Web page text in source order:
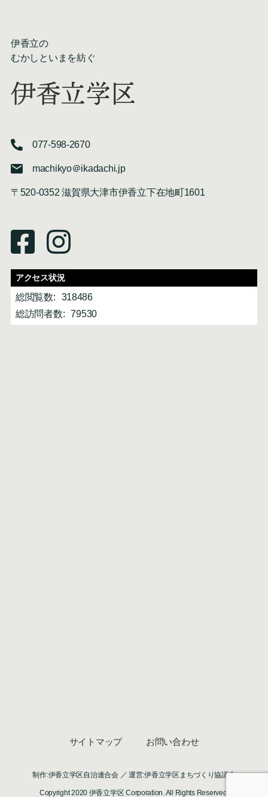
伊香立の
むかしといまを紡ぐ
伊香立学区
077-598-2670
machikyo＠ikadachi.jp
〒520-0352 滋賀県大津市伊香立下在地町1601
アクセス状況
総閲覧数:
318486
総訪問者数:
79530
サイトマップ お問い合わせ
制作:伊香立学区自治連合会 ／ 運営:伊香立学区まちづくり協議会
Copyright 2020 伊香立学区 Corporation. All Rights Reserved.